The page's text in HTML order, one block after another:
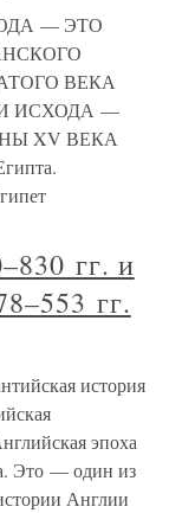
— ЭТО
ВЕКА
ИСХОДА —
XV ВЕКА
гг. и
гг.
история
эпоха
Это — один из
Англии